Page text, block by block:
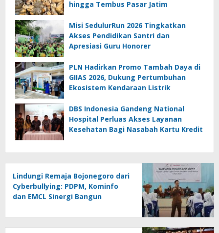
hingga Tembus Pasar Jatim
Misi SedulurRun 2026 Tingkatkan
Akses Pendidikan Santri dan
Apresiasi Guru Honorer
PLN Hadirkan Promo Tambah Daya di
GIIAS 2026, Dukung Pertumbuhan
Ekosistem Kendaraan Listrik
DBS Indonesia Gandeng National
Hospital Perluas Akses Layanan
Kesehatan Bagi Nasabah Kartu Kredit
Lindungi Remaja Bojonegoro dari
Cyberbullying: PDPM, Kominfo
dan EMCL Sinergi Bangun